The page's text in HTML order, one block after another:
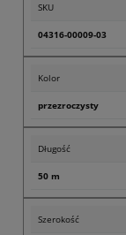
SKU
04316-00009-03
Kolor
przezroczysty
Długość
50 m
Szerokość